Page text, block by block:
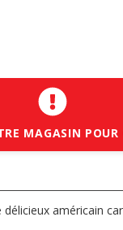
MAGASIN
américain